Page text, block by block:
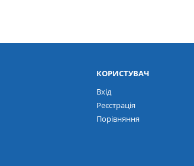
КОРИСТУВАЧ
Вхід
Реєстрація
Порівняння